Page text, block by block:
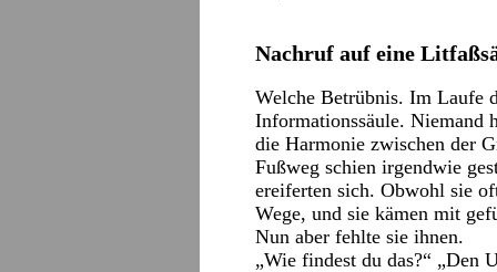
Nachruf auf eine
Welche Betrübnis. Im Laufe
Informationssäule. Niemand
die Harmonie zwischen der
Fußweg schien irgendwie
ereiferten sich. Obwohl sie
Wege, und sie kämen mit
Nun aber fehlte sie ihnen.
„Wie findest du das?“ „Den